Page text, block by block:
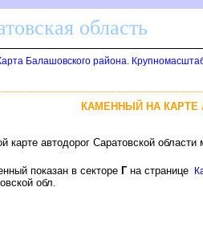
область
Балашовского района.
КАМЕННЫЙ НА КАРТЕ
карте автодорог Саратовской
показан в сектореГна странице
обл.